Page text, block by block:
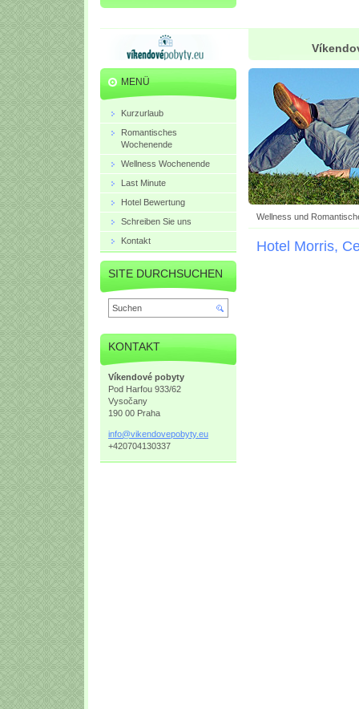
Wellness und
Hotel Morris,
MENÜ
Kurzurlaub
Romantisches
Wochenende
Wellness Wochenende
Last Minute
Hotel Bewertung
Schreiben Sie uns
Kontakt
SITE DURCHSUCHEN
KONTAKT
Víkendové pobyty
Pod Harfou 933/62
Vysočany
190 00 Praha
info@vikendovepobyty.eu
+420704130337